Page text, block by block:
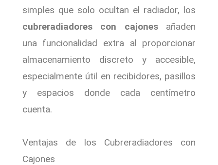
simples que solo ocultan el radiador, los
cubreradiadores con cajonesañaden
una funcionalidad extra al proporcionar
almacenamiento discreto y accesible,
especialmente útil en recibidores, pasillos
y espacios donde cada centímetro
cuenta.
Ventajas de los Cubreradiadores con
Cajones